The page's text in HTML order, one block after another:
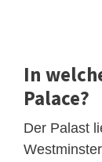
In
Palace?
Der Palast